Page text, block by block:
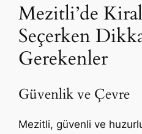
Mezitli’de
Seçerken
Gerekenler
Güvenlik ve Çevre
Mezitli, güvenli ve